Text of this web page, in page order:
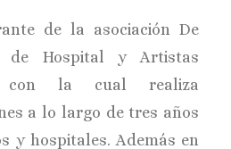
de la asociación De
de Hospital y Artistas
con la cual realiza
a lo largo de tres años
y hospitales. Además en